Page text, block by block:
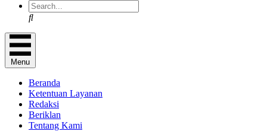
Search
Menu
Beranda
Ketentuan Layanan
Redaksi
Beriklan
Tentang Kami